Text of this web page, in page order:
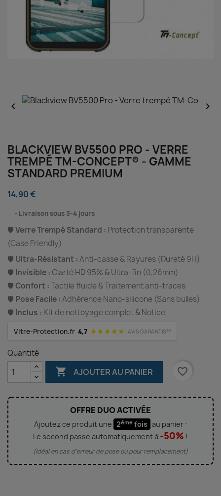
 
BLACKVIEW BV5500 PRO - VERRE
TREMPÉ TM-CONCEPT® - GAMME
STANDARD PREMIUM
14,90 €
Livraison sous 3-4 jours
🛡️Verre Trempé Standard : Protection transparente
(Case Friendly)
🛡️ Ultra-Résistant :Anti-casse & Rayures (Dureté 9H)
🛡️ Invisible : Clarté HD 95% & Ultra-fin (0,26mm)
🛡️ Confort :Tactile fluide & Traitement anti-traces
🛡️ Pose Facile :Adhérence Nano-silicone (Sans bulles)
🛡️ Inclus : Kit de nettoyage complet & Notice
Vitre-Protection.fr 4,7 ★★★★★ AVIS GARANTIS™
Quantité
 AJOUTER AU PANIER favorite_border
OFFRE DUO ACTIVÉE
Ajoutez ce produit une 2ème fois au panier :
Le second passe automatiquement à -50% !
(Idéal en cas d'erreur de pose ou pour remplacement)